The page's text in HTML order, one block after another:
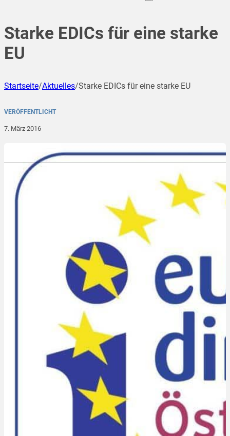
Starke EDICs für eine starke
EU
Startseite/Aktuelles/Starke EDICs für eine starke EU
VERÖFFENTLICHT
7. März 2016